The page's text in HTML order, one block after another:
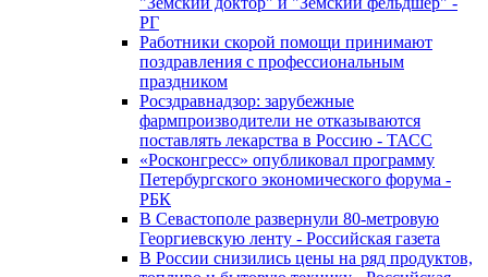
РГ
Работники скорой помощи принимают
поздравления с профессиональным
праздником
Росздравнадзор: зарубежные
фармпроизводители не отказываются
поставлять лекарства в Россию - ТАСС
«Росконгресс» опубликовал программу
Петербургского экономического форума -
РБК
В Севастополе развернули 80-метровую
Георгиевскую ленту - Российская газета
В России снизились цены на ряд продуктов,